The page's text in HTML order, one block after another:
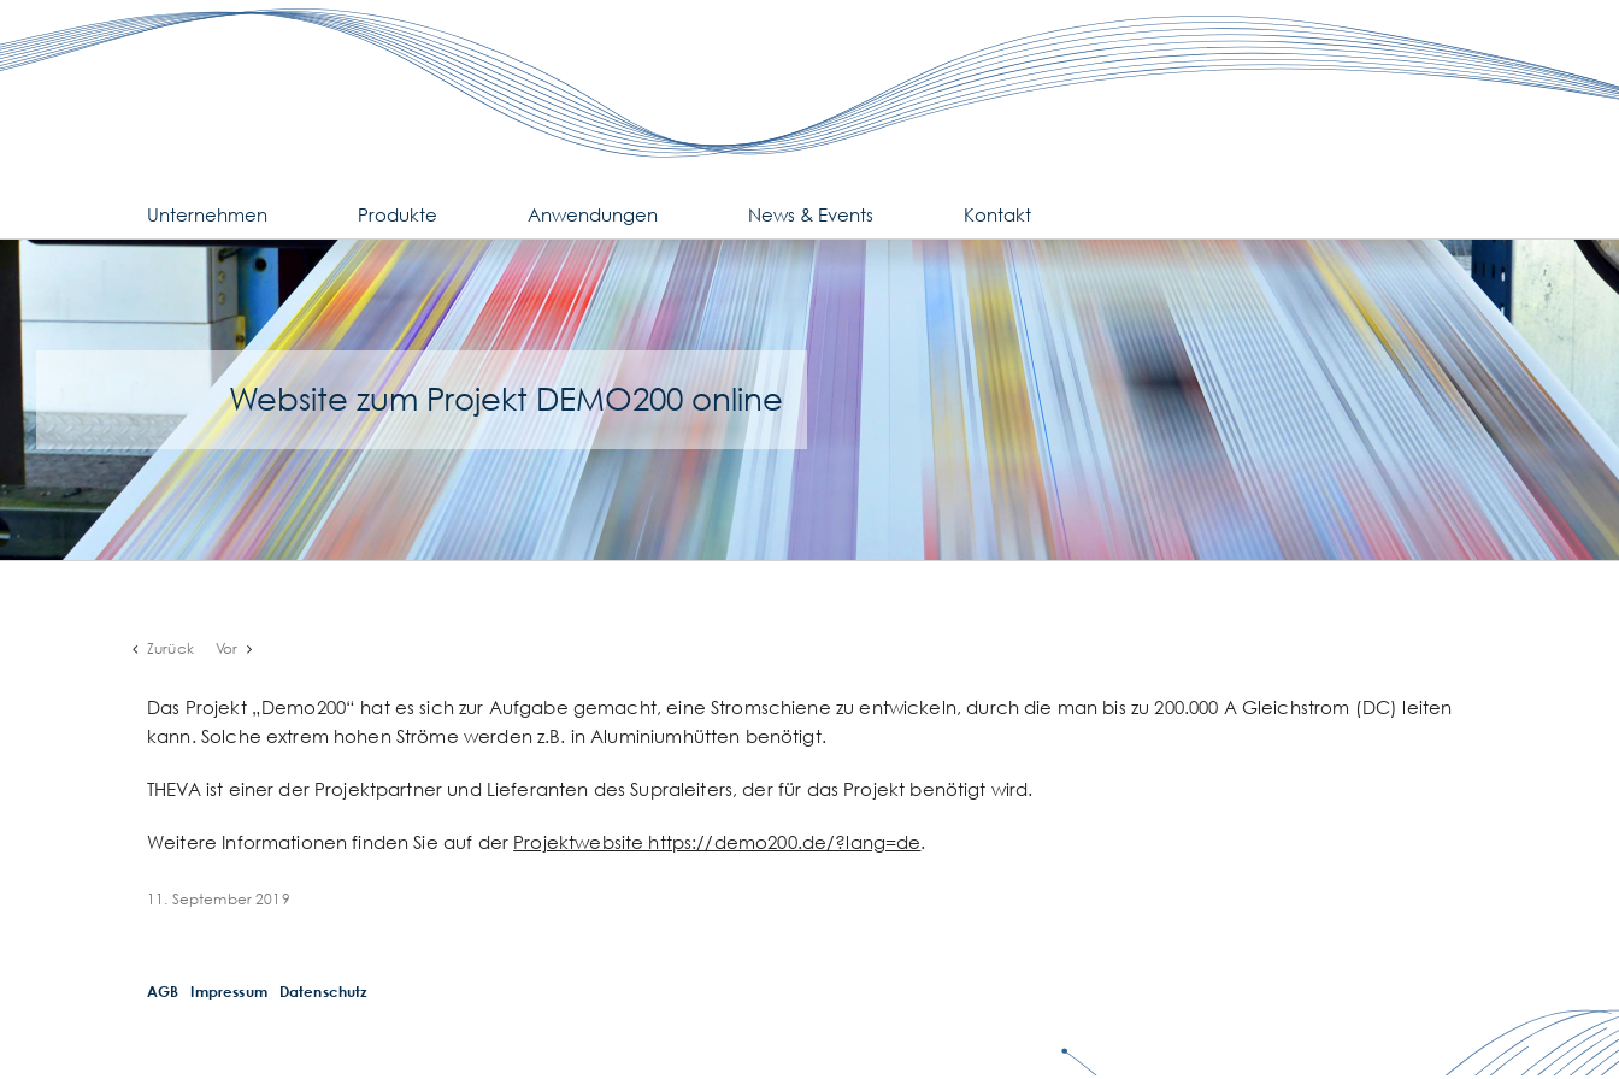
Inhalt
springen
Unternehmen Produkte Anwendungen News & Events Kontakt
Website zum Projekt DEMO200 online
Zurück Vor
Das Projekt „Demo200“ hat es sich zur Aufgabe gemacht, eine Stromschiene zu entwickeln, durch die man bis zu 200.000 A Gleichstrom (DC) leiten
kann. Solche extrem hohen Ströme werden z.B. in Aluminiumhütten benötigt.
THEVA ist einer der Projektpartner und Lieferanten des Supraleiters, der für das Projekt benötigt wird.
Weitere Informationen finden Sie auf der Projektwebsite https://demo200.de/?lang=de.
11. September 2019
AGB Impressum Datenschutz